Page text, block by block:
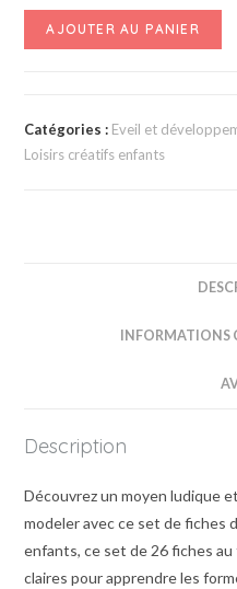
AJOUTER AU PANIER
Catégories : Eveil et
Loisirs créatifs enfants
INFORMATIONS
Description
Découvrez un moyen ludique
modeler avec ce set de fiches
enfants, ce set de 26 fiches
claires pour apprendre les